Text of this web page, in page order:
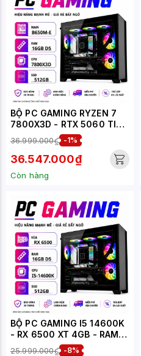
BỘ PC GAMING RYZEN 7
7800X3D - RTX 5060 TI
16GB (XUEPC248-G)
36.999.000₫ -1%
36.547.000₫
Còn hàng
BỘ PC GAMING I5 14600K
- RX 6500 XT 4GB - RAM
DDR5 (XUEPC317-G)
25.999.000₫ -8%